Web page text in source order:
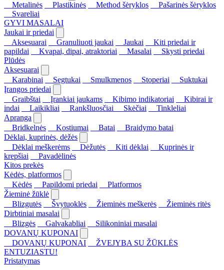
Metalinės
Plastikinės Method šėryklos
Pašarinės šėryklos
Svareliai
GYVI MASALAI
Jaukai ir priedai
Aksesuarai
Granuliuoti jaukai Jaukai
Kiti priedai ir
papildai
Kvapai, dipai, atraktoriai Masalai
Skysti priedai
Plūdės
Aksesuarai
Karabinai
Segtukai Smulkmenos Stoperiai
Suktukai
Įrangos priedai
Graibštai
Įrankiai jaukams Kibimo indikatoriai
Kibirai ir
indai
Laikikliai Rankšluosčiai Skėčiai
Tinkleliai
Apranga
Bridkelnės
Kostiumai Batai
Braidymo batai
Dėklai, kuprinės, dėžės
Dėklai meškerėms
Dėžutės Kiti dėklai
Kuprinės ir
krepšiai
Pavadėlinės
Kitos prekės
Kėdės, platformos
Kėdės
Papildomi priedai
Platformos
Žieminė žūklė
Blizgutės
Švytuoklės Žieminės meškerės
Žieminės ritės
Dirbtiniai masalai
Blizgės
Galvakabliai
Silikoniniai masalai
DOVANŲ KUPONAI
DOVANŲ KUPONAI
ŽVEJYBA SU ŽŪKLĖS
ENTUZIASTU!
Pristatymas